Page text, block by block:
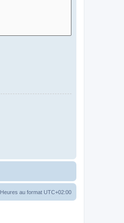
Heures au format UTC+02:00